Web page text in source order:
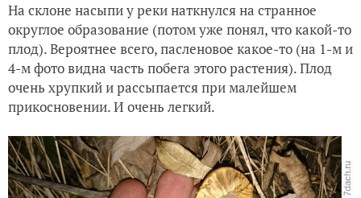
На склоне насыпи у реки наткнулся на странное
округлое образование (потом уже понял, что какой-то
плод). Вероятнее всего, пасленовое какое-то (на 1-м и
4-м фото видна часть побега этого растения). Плод
очень хрупкий и рассыпается при малейшем
прикосновении. И очень легкий.